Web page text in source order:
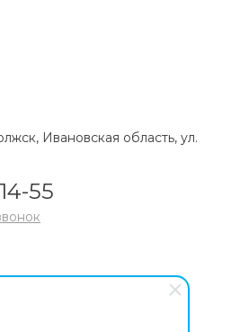
Ивановская область, ул.
55